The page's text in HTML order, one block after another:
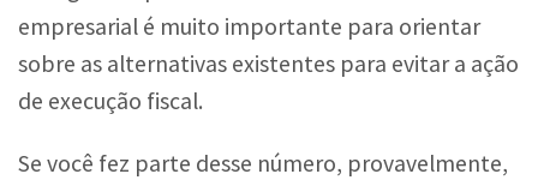
empresarial é muito importante para orientar
sobre as alternativas existentes para evitar a ação
de execução fiscal.
Se você fez parte desse número, provavelmente,